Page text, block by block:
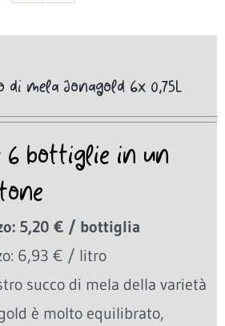
di mela Jonagold 6x 0,75L
6 bottiglie in un
5,20 € / bottiglia
6,93 € / litro
succo di mela della varietà
è molto equilibrato,